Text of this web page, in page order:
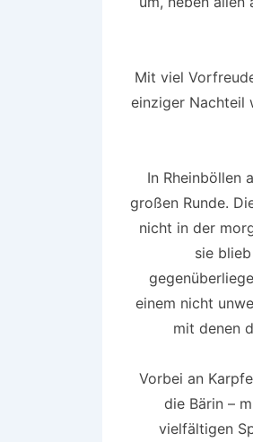
Mit viel
einziger Nachteil
In Rheinböllen
großen Runde.
nicht in der
sie
einem nicht
mit denen
Vorbei an
die Bärin –
vielfältigen